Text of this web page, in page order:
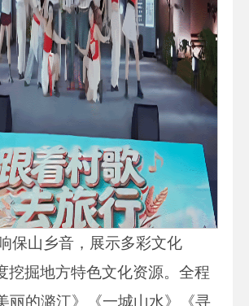
保山乡音，展示多彩文化
挖掘地方特色文化资源。全程
丽的潞江》《一城山水》《寻